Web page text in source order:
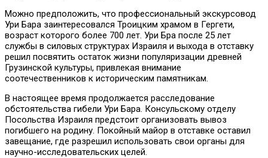
Можно предположить, что профессиональный экскурсовод
Ури Бара заинтересовался Троицким храмом в Гергети,
возраст которого более 700 лет. Ури Бра после 25 лет
службы в силовых структурах Израиля и выхода в отставку
решил посвятить остаток жизни популяризации древней
Грузинской культуры, привлекая внимание
соотечественников к историческим памятникам.
В настоящее время продолжается расследование
обстоятельства гибели Ури Бара. Консульскому отделу
Посольства Израиля предстоит организовать вывоз
погибшего на родину. Покойный майор в отставке оставил
завещание, где разрешил использовать свои органы для
научно-исследовательских целей.